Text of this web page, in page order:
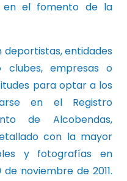
el fomento de la
deportistas, entidades
clubes, empresas o
para optar a los
en el Registro
de Alcobendas,
con la mayor
y fotografías en
noviembre de 2011.